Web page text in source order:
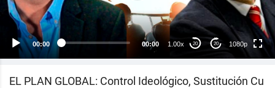
00:00 00:00 1.00x 20 20 1080p
480p
360p
EL PLAN GLOBAL: Control Ideológico, Sustitución Cu